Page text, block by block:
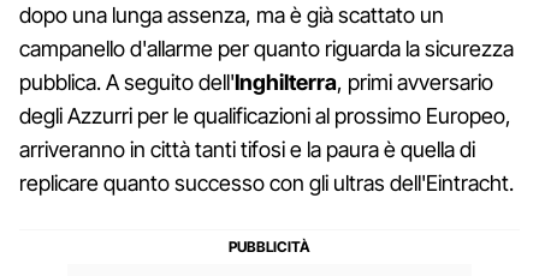
dopo una lunga assenza, ma è già scattato un
campanello d'allarme per quanto riguarda la sicurezza
pubblica. A seguito dell'Inghilterra, primi avversario
degli Azzurri per le qualificazioni al prossimo Europeo,
arriveranno in città tanti tifosi e la paura è quella di
replicare quanto successo con gli ultras dell'Eintracht.